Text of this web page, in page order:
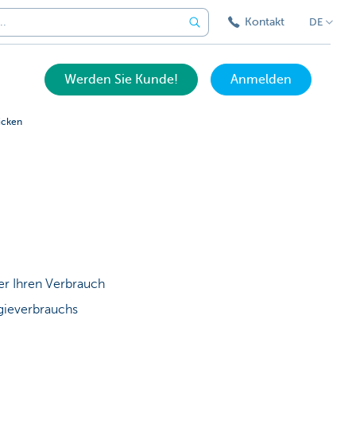
Kontakt DE
Werden Sie Kunde! Anmelden
Ihren Verbrauch